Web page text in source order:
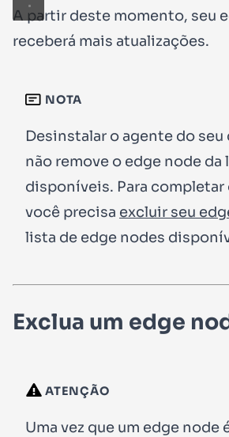
A partir deste momento, seu
receberá mais atualizações.
NOTA
Desinstalar o agente do
não remove o edge node da
disponíveis. Para completar
você precisa excluir seu
lista de edge nodes
Exclua um edge
ATENÇÃO
Uma vez que um edge node